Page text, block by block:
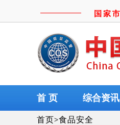
首 页 综合资讯
首页>食品安全